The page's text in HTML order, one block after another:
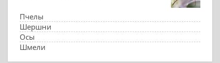
Пчелы
Шершни
Осы
Шмели